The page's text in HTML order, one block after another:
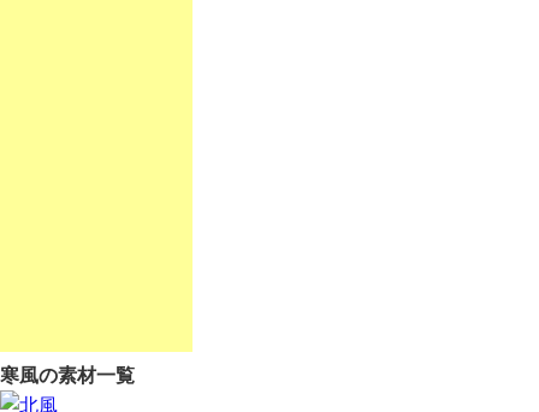
寒風の素材一覧